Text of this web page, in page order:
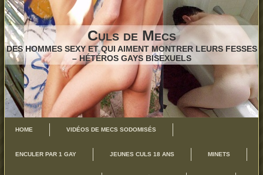
Culs de Mecs
DES HOMMES SEXY ET QUI AIMENT MONTRER LEURS FESSES
– HÉTÉROS GAYS BISEXUELS
HOME VIDÉOS DE MECS SODOMISÉS
ENCULER PAR 1 GAY JEUNES CULS 18 ANS MINETS